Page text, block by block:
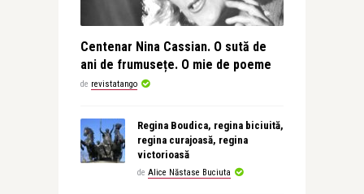
Centenar Nina Cassian. O sută de
ani de frumusețe. O mie de poeme
de revistatango
Regina Boudica, regina biciuită,
regina curajoasă, regina
victorioasă
de Alice Năstase Buciuta